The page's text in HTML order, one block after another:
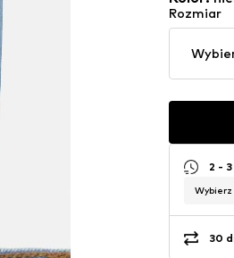
Rozmiar
2 -
Wybierz
30